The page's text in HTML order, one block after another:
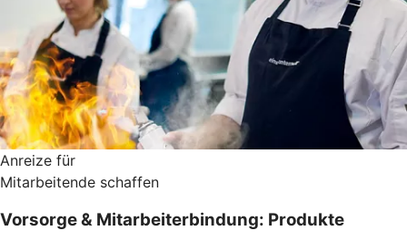
Anreize für
Mitarbeitende schaffen
Vorsorge & Mitarbeiterbindung: Produkte